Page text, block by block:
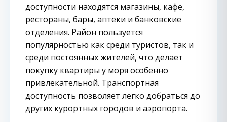
доступности находятся магазины, кафе,
рестораны, бары, аптеки и банковские
отделения. Район пользуется
популярностью как среди туристов, так и
среди постоянных жителей, что делает
покупку квартиры у моря особенно
привлекательной. Транспортная
доступность позволяет легко добраться до
других курортных городов и аэропорта.